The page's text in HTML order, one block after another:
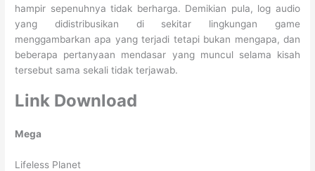
hampir sepenuhnya tidak berharga. Demikian pula, log audio
yang didistribusikan di sekitar lingkungan game
menggambarkan apa yang terjadi tetapi bukan mengapa, dan
beberapa pertanyaan mendasar yang muncul selama kisah
tersebut sama sekali tidak terjawab.
Link Download
Mega
Lifeless Planet